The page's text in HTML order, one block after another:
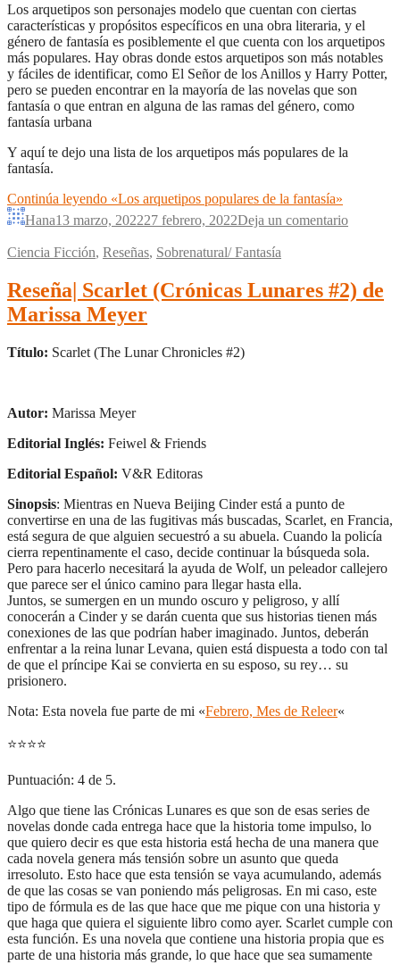
Los arquetipos son personajes modelo que cuentan con ciertas
características y propósitos específicos en una obra literaria, y el
género de fantasía es posiblemente el que cuenta con los arquetipos
más populares. Hay obras donde estos arquetipos son más notables
y fáciles de identificar, como El Señor de los Anillos y Harry Potter,
pero se pueden encontrar en la mayoría de las novelas que son
fantasía o que entran en alguna de las ramas del género, como
fantasía urbana
Y aquí te dejo una lista de los arquetipos más populares de la
fantasía.
Continúa leyendo «Los arquetipos populares de la fantasía»
Hana13 marzo, 202227 febrero, 2022Deja un comentario
Ciencia Ficción, Reseñas, Sobrenatural/ Fantasía
Reseña| Scarlet (Crónicas Lunares #2) de
Marissa Meyer
Título: Scarlet (The Lunar Chronicles #2)
Autor: Marissa Meyer
Editorial Inglés: Feiwel & Friends
Editorial Español: V&R Editoras
Sinopsis: Mientras en Nueva Beijing Cinder está a punto de
convertirse en una de las fugitivas más buscadas, Scarlet, en Francia,
está segura de que alguien secuestró a su abuela. Cuando la policía
cierra repentinamente el caso, decide continuar la búsqueda sola.
Pero para hacerlo necesitará la ayuda de Wolf, un peleador callejero
que parece ser el único camino para llegar hasta ella.
Juntos, se sumergen en un mundo oscuro y peligroso, y allí
conocerán a Cinder y se darán cuenta que sus historias tienen más
conexiones de las que podrían haber imaginado. Juntos, deberán
enfrentar a la reina lunar Levana, quien está dispuesta a todo con tal
de que el príncipe Kai se convierta en su esposo, su rey… su
prisionero.
Nota: Esta novela fue parte de mi «Febrero, Mes de Releer«
⭐⭐⭐⭐
Puntuación: 4 de 5.
Algo que tiene las Crónicas Lunares es que son de esas series de
novelas donde cada entrega hace que la historia tome impulso, lo
que quiero decir es que esta historia está hecha de una manera que
cada novela genera más tensión sobre un asunto que queda
irresoluto. Esto hace que esta tensión se vaya acumulando, además
de que las cosas se van poniendo más peligrosas. En mi caso, este
tipo de fórmula es de las que hace que me pique con una historia y
que haga que quiera el siguiente libro como ayer. Scarlet cumple con
esta función. Es una novela que contiene una historia propia que es
parte de una historia más grande, lo que hace que sea sumamente